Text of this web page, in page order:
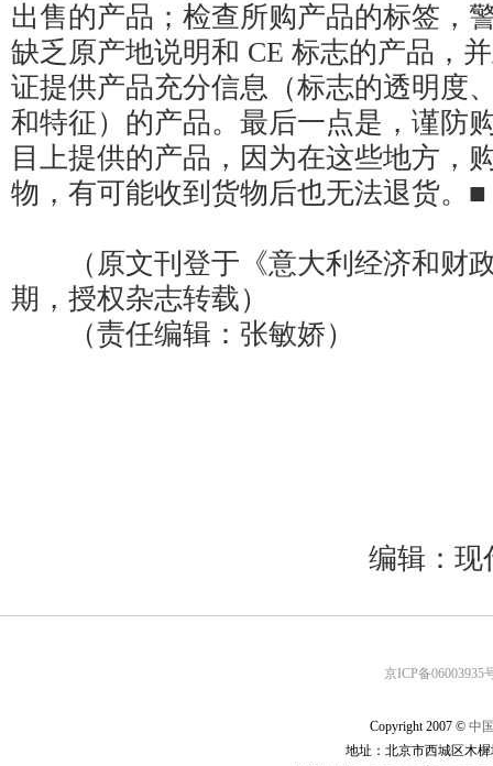
出售的产品；检查所购产品的标签，
缺乏原产地说明和 CE 标志的产品，
证提供产品充分信息（标志的透明度
和特征）的产品。最后一点是，谨防
目上提供的产品，因为在这些地方，
物，有可能收到货物后也无法退货。■
（原文刊登于《意大利经济和财政
期，授权杂志转载）
（责任编辑：张敏娇）
编辑：
京ICP备06003935
Copyright 2007 © 中
地址：北京市西城区木